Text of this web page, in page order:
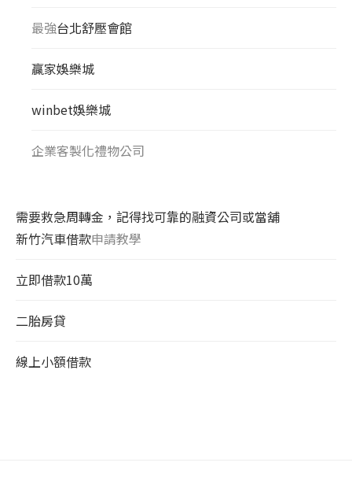
最強台北舒壓會館
贏家娛樂城
winbet娛樂城
企業客製化禮物公司
需要救急周轉金，記得找可靠的融資公司或當舖
新竹汽車借款申請教學
立即借款10萬
二胎房貸
線上小額借款